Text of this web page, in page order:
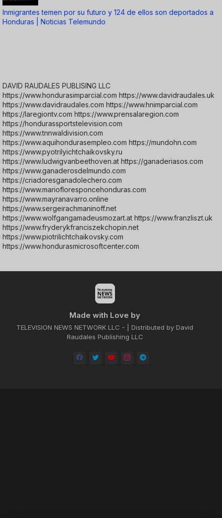
Inmigrantes temen por su futuro y 124 de ellos son deportados a
Honduras | Noticias Telemundo
DAVID RAUDALES PUBLISING LLC
https://www.hondurasimparcial.com https://www.davidraudales.uk
https://www.davidraudales.com https://www.hnimparcial.com
https://laregiontv.com https://www.prensalaregion.com
https://hondurassportstelevision.com
https://www.tnnwaldivision.com
https://www.aquihondurasempleo.com https://mundohn.com
https://www.pyotrilyichtchaikovsky.ru
https://www.ludwigvanbeethoven.at https://ganaderiasos.com
https://www.ganaderosdelmundo.com
https://criadoresganadolechero.com
https://www.mariofloresponcehonduras.com
https://www.mayranavarro.online
https://www.sergeirachmaninoff.net
https://www.wolfgangamadeusmozart.at https://www.franzliszt.uk
https://www.fryderykfranciszekchopin.net
https://www.piotrilichtchaikovsky.com
https://www.hondurasmicrosoftcenter.com
Made with Love by
TELEVISION NEWS NETWORK LLC - | Distributed by David
Raudales Publishing LLC